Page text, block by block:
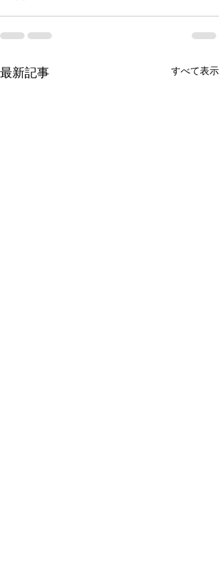
最新記事 すべて表示